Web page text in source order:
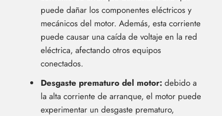
puede dañar los componentes eléctricos y
mecánicos del motor. Además, esta corriente
puede causar una caída de voltaje en la red
eléctrica, afectando otros equipos
conectados.
Desgaste prematuro del motor: debido a
la alta corriente de arranque, el motor puede
experimentar un desgaste prematuro,